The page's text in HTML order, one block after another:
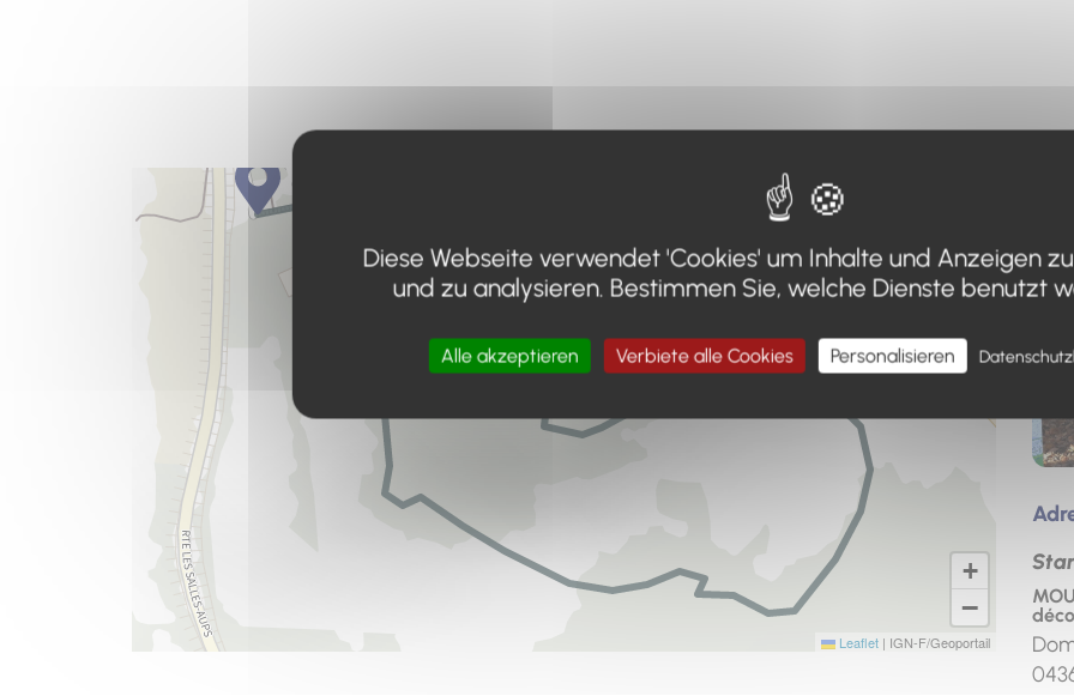
+
−
Leaflet | IGN-F/Geoportail
Télécharger l'itinéraire (GPX)
Diese Webseite verwendet 'Cookies' um Inhalte und Anzeigen
und zu analysieren. Bestimmen Sie, welche Dienste benutzt
Alle akzeptieren Verbiete alle Cookies Personalisieren